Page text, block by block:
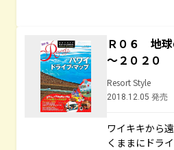
Ｒ０６ 地
～２０２０
Resort Style
2018.12.05 発売
ワイキキから
くままにドラ